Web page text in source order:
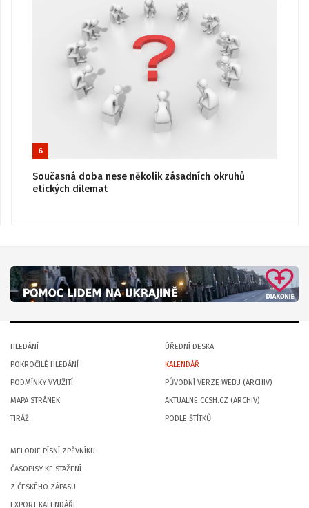
6
Současná doba nese několik zásadních okruhů
etických dilemat
HLEDÁNÍ
POKROČILÉ HLEDÁNÍ
PODMÍNKY VYUŽITÍ
MAPA STRÁNEK
TIRÁŽ
ÚŘEDNÍ DESKA
KALENDÁŘ
PŮVODNÍ VERZE WEBU (ARCHIV)
AKTUALNE.CCSH.CZ (ARCHIV)
PODLE ŠTÍTKŮ
MELODIE PÍSNÍ ZPĚVNÍKU
ČASOPISY KE STAŽENÍ
Z ČESKÉHO ZÁPASU
EXPORT KALENDÁŘE